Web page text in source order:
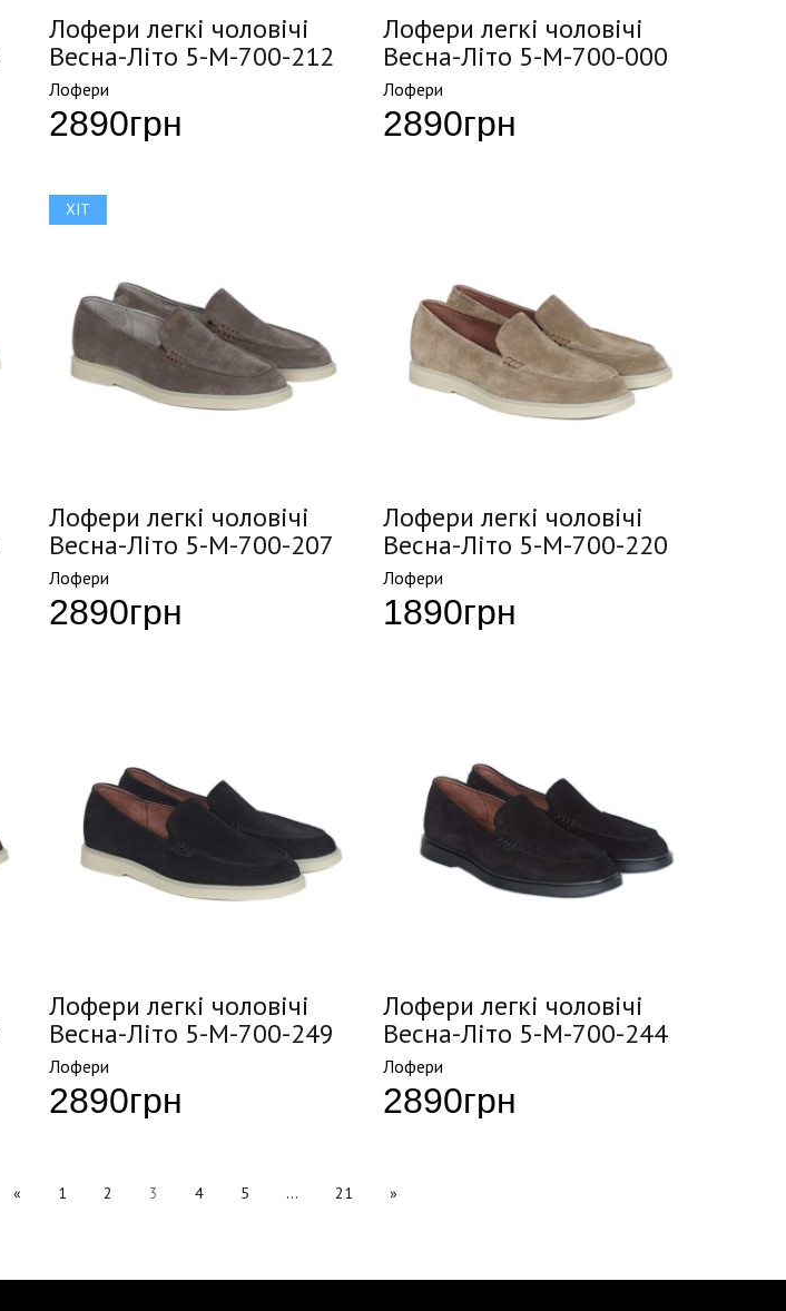
Лофери легкі чоловічі
Весна-Літо 5-M-700-212
Лофери
2890грн
Лофери легкі чоловічі
Весна-Літо 5-M-700-000
Лофери
2890грн
ХІТ
Лофери легкі чоловічі
Весна-Літо 5-M-700-207
Лофери
2890грн
Лофери легкі чоловічі
Весна-Літо 5-M-700-220
Лофери
1890грн
Лофери легкі чоловічі
Весна-Літо 5-M-700-249
Лофери
2890грн
Лофери легкі чоловічі
Весна-Літо 5-M-700-244
Лофери
2890грн
« 1 2 3 4 5 ... 21 »